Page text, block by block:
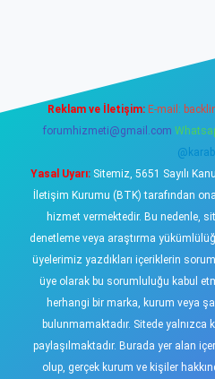
Reklam ve İletişim: E-mail:
forumhizmeti@gmail.com
Yasal Uyarı:Sitemiz, 5651 Sayılı
İletişim Kurumu (BTK) tarafından
hizmet vermektedir. Bu nedenle,
denetleme veya araştırma
üyelerimiz yazdıkları içeriklerin
üye olarak bu sorumluluğu kabul
herhangi bir marka, kurum veya
bulunmamaktadır. Sitede yalnızca
paylaşılmaktadır. Burada yer alan
olup, gerçek kurum ve kişiler